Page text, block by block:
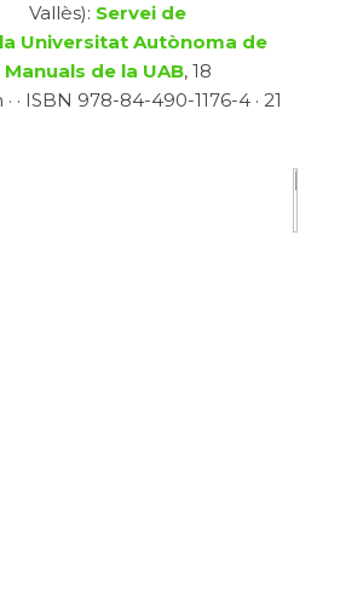
Vallès): Servei de
Universitat Autònoma de
Manuals de la UAB, 18
· ISBN 978-84-490-1176-4 · 21